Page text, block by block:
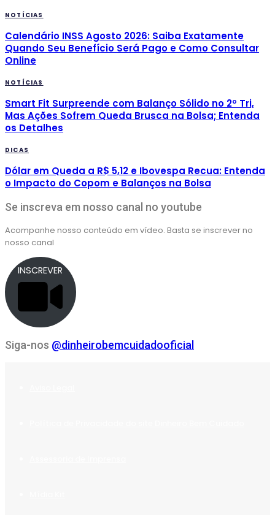
NOTÍCIAS
Calendário INSS Agosto 2026: Saiba Exatamente
Quando Seu Benefício Será Pago e Como Consultar
Online
NOTÍCIAS
Smart Fit Surpreende com Balanço Sólido no 2º Tri,
Mas Ações Sofrem Queda Brusca na Bolsa; Entenda
os Detalhes
DICAS
Dólar em Queda a R$ 5,12 e Ibovespa Recua: Entenda
o Impacto do Copom e Balanços na Bolsa
Se inscreva em nosso canal no youtube
Acompanhe nosso conteúdo em vídeo. Basta se inscrever no
nosso canal
INSCREVER
Siga-nos @dinheirobemcuidadooficial